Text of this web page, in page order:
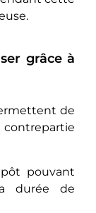
grâce à
de
contrepartie
pouvant
durée de